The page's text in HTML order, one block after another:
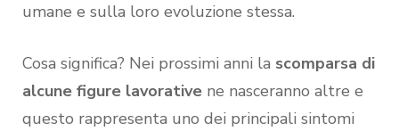
umane e sulla loro evoluzione stessa.
Cosa significa? Nei prossimi anni la scomparsa di
alcune figure lavorative ne nasceranno altre e
questo rappresenta uno dei principali sintomi